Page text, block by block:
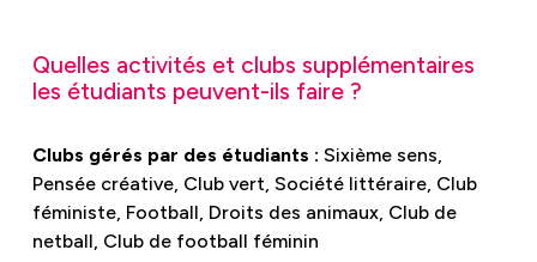
Quelles activités et clubs supplémentaires
les étudiants peuvent-ils faire ?
Clubs gérés par des étudiants : Sixième sens,
Pensée créative, Club vert, Société littéraire, Club
féministe, Football, Droits des animaux, Club de
netball, Club de football féminin